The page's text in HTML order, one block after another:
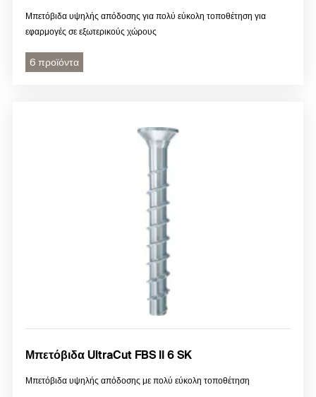
Μπετόβιδα υψηλής απόδοσης για πολύ εύκολη τοποθέτηση για
εφαρμογές σε εξωτερικούς χώρους
6 προϊόντα
Μπετόβιδα UltraCut FBS II 6 SK
Μπετόβιδα υψηλής απόδοσης με πολύ εύκολη τοποθέτηση